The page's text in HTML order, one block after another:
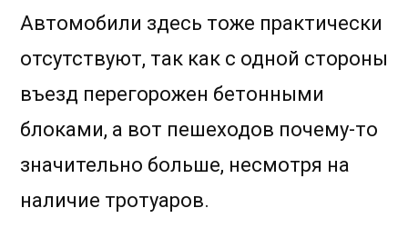
Автомобили здесь тоже практически
отсутствуют, так как с одной стороны
въезд перегорожен бетонными
блоками, а вот пешеходов почему-то
значительно больше, несмотря на
наличие тротуаров.